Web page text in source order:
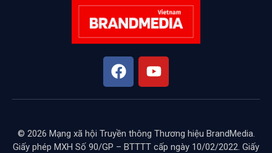
© 2026 Mạng xã hội Truyền thông Thương hiệu BrandMedia.
Giấy phép MXH Số 90/GP – BTTTT cấp ngày 10/02/2022. Giấy